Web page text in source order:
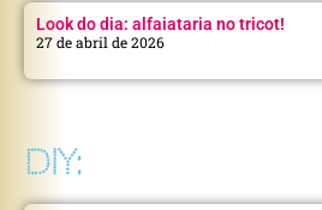
Look do dia: alfaiataria no tricot!
27 de abril de 2026
DIY: